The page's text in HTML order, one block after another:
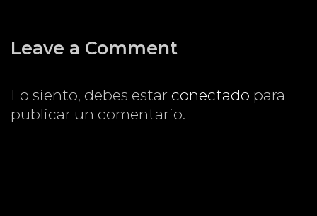
Leave a Comment
Lo siento, debes estar conectado para
publicar un comentario.